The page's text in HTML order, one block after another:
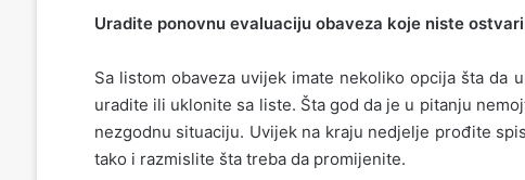
Uradite ponovnu evaluaciju obaveza koje niste
Sa listom obaveza uvijek imate nekoliko opcija šta da
uradite ili uklonite sa liste. Šta god da je u pitanju
nezgodnu situaciju. Uvijek na kraju nedjelje prođite
tako i razmislite šta treba da promijenite.